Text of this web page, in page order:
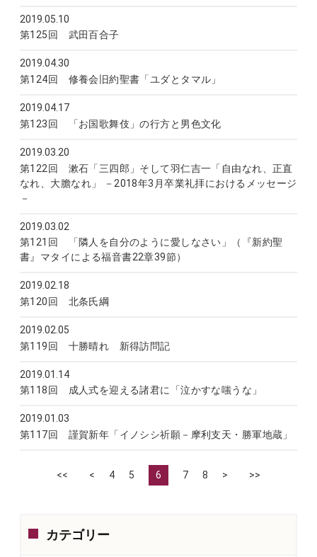
2019.05.10
第125回 武田百合子
2019.04.30
第124回 修養会旧約聖書「ユダとタマル」
2019.04.17
第123回 「お国歌舞伎」の行方と男色文化
2019.03.20
第122回 漱石「三四郎」そして羽仁吉一「自由なれ、正直
なれ、大膽なれ」 －2018年3月卒業礼拝におけるメッセージ
－
2019.03.02
第121回 「隣人を自分のように愛しなさい」（『新約聖
書』マタイによる福音書22章39節）
2019.02.18
第120回 北条氏綱
2019.02.05
第119回 十勝晴れ 新得訪問記
2019.01.14
第118回 成人式を迎える諸君に「泣かすな嗤うな」
2019.01.03
第117回 謹賀新年「イノシシ祈願－摩利支天・勝軍地蔵」
<< < 4 5 6 7 8 > >>
カテゴリー